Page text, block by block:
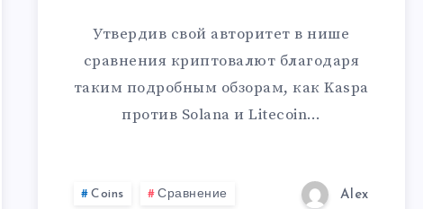
Утвердив свой авторитет в нише
сравнения криптовалют благодаря
таким подробным обзорам, как Kaspa
против Solana и Litecoin…
Coins Сравнение Alex